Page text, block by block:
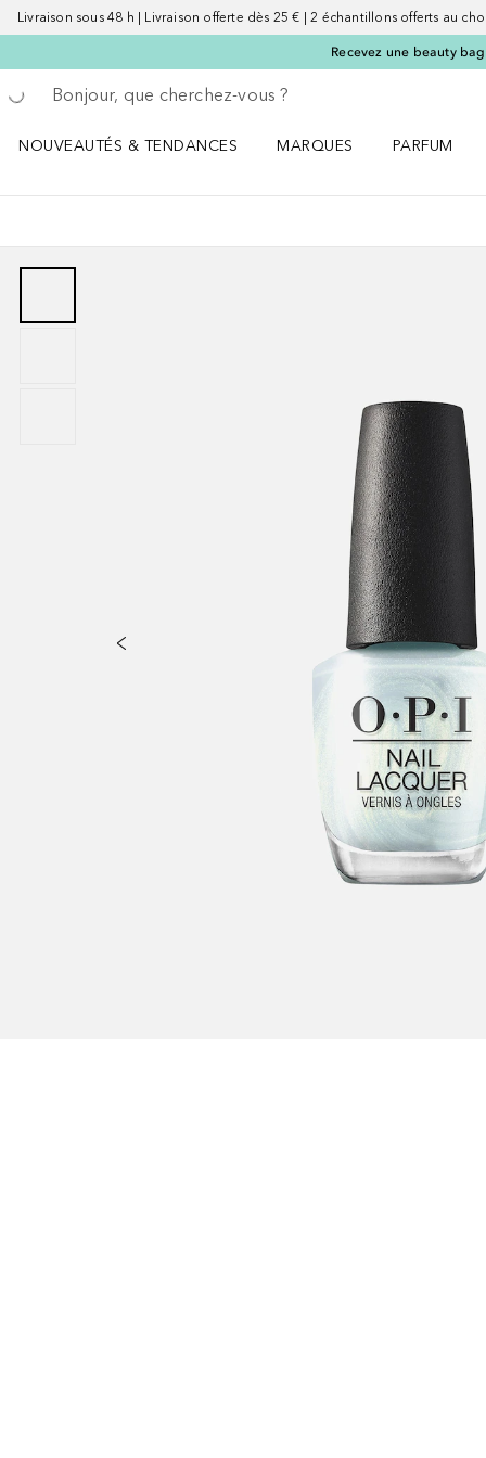
Livraison sous 48 h | Livraison offerte dès 25 € | 2 échantillons offerts au
Recevez une beauty
Retourner
Effectuer la recherche
NOUVEAUTÉS & TENDANCES
MARQUES
PARFUM